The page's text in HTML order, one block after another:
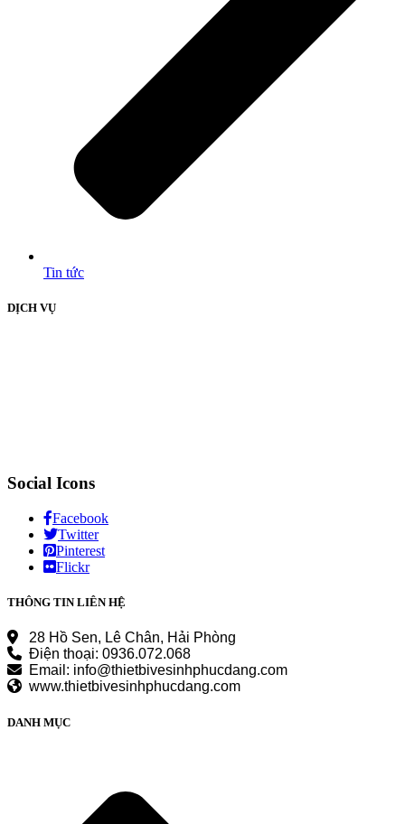
Tin tức
DỊCH VỤ
Social Icons
Facebook
Twitter
Pinterest
Flickr
THÔNG TIN LIÊN HỆ
28 Hồ Sen, Lê Chân, Hải Phòng
Điện thoại: 0936.072.068
Email: info@thietbivesinhphucdang.com
www.thietbivesinhphucdang.com
DANH MỤC